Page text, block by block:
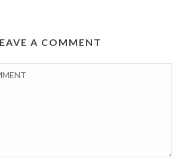
A COMMENT